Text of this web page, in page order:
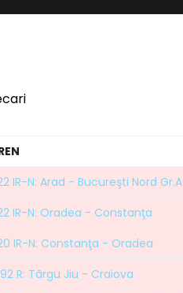
IR-N: Arad - Bucureşti Nord Gr.A
IR-N: Oradea - Constanţa
IR-N: Constanţa - Oradea
R: Târgu Jiu - Craiova